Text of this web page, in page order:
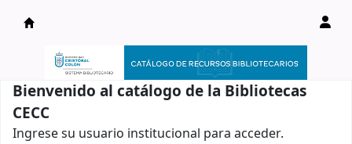
Catálogo en línea
Bienvenido al catálogo de la Bibliotecas
CECC
Ingrese su usuario institucional para acceder.